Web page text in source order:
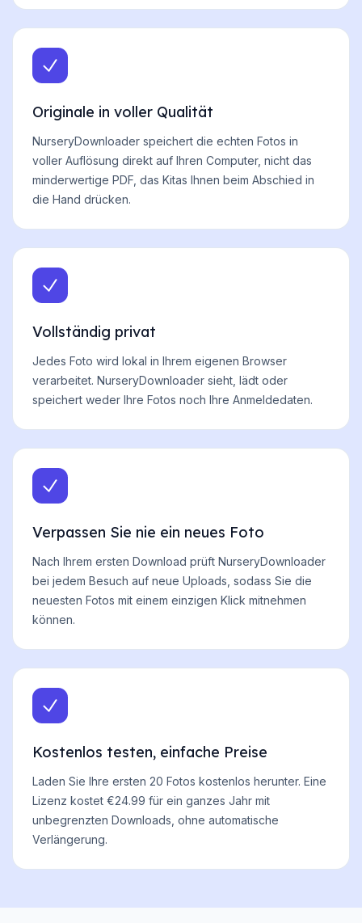
Originale in voller Qualität
NurseryDownloader speichert die echten Fotos in
voller Auflösung direkt auf Ihren Computer, nicht das
minderwertige PDF, das Kitas Ihnen beim Abschied in
die Hand drücken.
Vollständig privat
Jedes Foto wird lokal in Ihrem eigenen Browser
verarbeitet. NurseryDownloader sieht, lädt oder
speichert weder Ihre Fotos noch Ihre Anmeldedaten.
Verpassen Sie nie ein neues Foto
Nach Ihrem ersten Download prüft NurseryDownloader
bei jedem Besuch auf neue Uploads, sodass Sie die
neuesten Fotos mit einem einzigen Klick mitnehmen
können.
Kostenlos testen, einfache Preise
Laden Sie Ihre ersten 20 Fotos kostenlos herunter. Eine
Lizenz kostet €24.99 für ein ganzes Jahr mit
unbegrenzten Downloads, ohne automatische
Verlängerung.